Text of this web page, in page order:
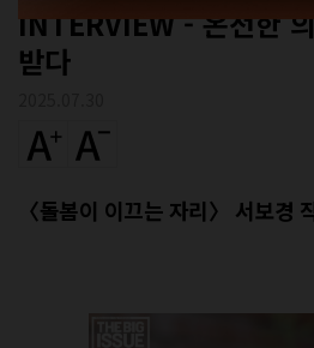
INTERVIEW - 온전한
받다
〈돌봄이 이끄는 자리〉 서보경